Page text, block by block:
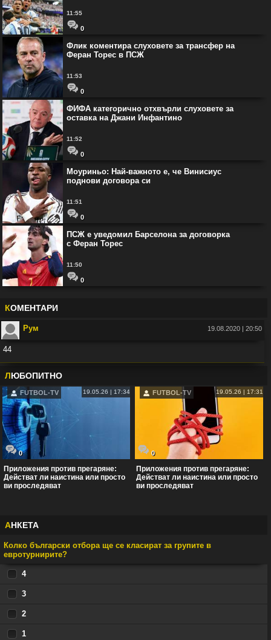
11:55
0
Флик коментира слуховете за трансфер на
Феран Торес в ПСЖ
11:53
0
ФИФА категорично отхвърли слуховете за
оставка на Джани Инфантино
11:52
0
Моуриньо: Най-важното е, че Винисиус
поднови договора си
11:51
0
ПСЖ е уведомил Барселона за договорка
с Феран Торес
11:50
0
КОМЕНТАРИ
Рум 19.08.2020 | 20:50
44
Във: Рио Фърдинанд: Джуд Белингам ще спечели Златната топка
ЛЮБОПИТНО
FUTBOL-TV 19.05.26 | 17:34
0
Приложения против прегаряне:
Действат ли наистина или просто
ви проследяват
FUTBOL-TV 19.05.26 | 17:31
0
Приложения против прегаряне:
Действат ли наистина или просто
ви проследяват
АНКЕТА
Колко български отбора ще се класират за групите в
евротурнирите?
4
3
2
1